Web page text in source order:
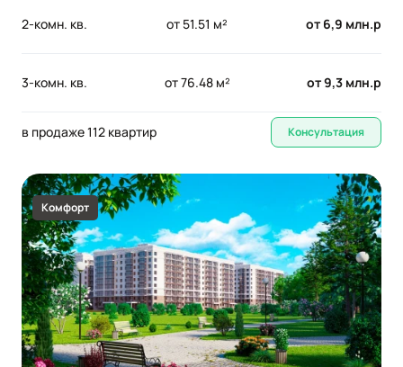
2-комн. кв. от 51.51 м² от 6,9 млн.р
3-комн. кв. от 76.48 м² от 9,3 млн.р
в продаже 112 квартир Консультация
Комфорт